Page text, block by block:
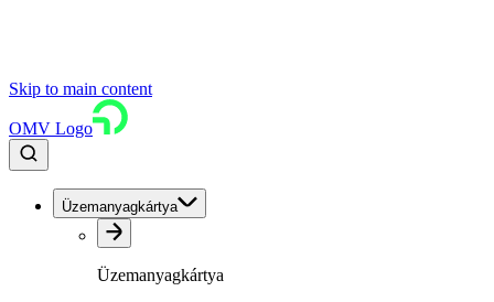
Skip to main content
OMV Logo
Üzemanyagkártya
Üzemanyagkártya